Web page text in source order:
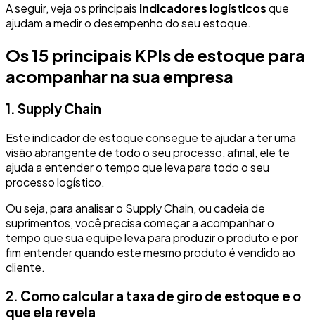
A seguir, veja os principais indicadores logísticosque
ajudam a medir o desempenho do seu estoque.
Os 15 principais KPIs de estoque para
acompanhar na sua empresa
1. Supply Chain
Este indicador de estoque consegue te ajudar a ter uma
visão abrangente de todo o seu processo, afinal, ele te
ajuda a entender o tempo que leva para todo o seu
processo logístico.
Ou seja, para analisar o Supply Chain, ou cadeia de
suprimentos, você precisa começar a acompanhar o
tempo que sua equipe leva para produzir o produto e por
fim entender quando este mesmo produto é vendido ao
cliente.
2. Como calcular a taxa de giro de estoque e o
que ela revela